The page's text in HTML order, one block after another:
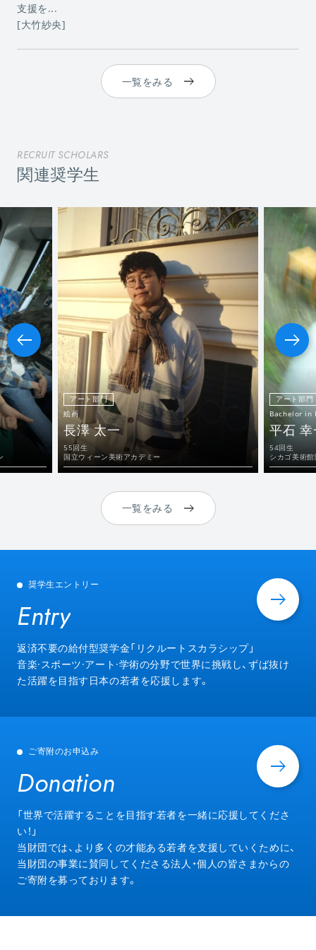
支援を...
[大竹紗央]
一覧をみる
RECRUIT SCHOLARS
関連奨学生
アート部門
絵画
長澤 太一
55回生
国立ウィーン美術アカデミー
アート部門
Bachelor in
平石
54回生
シカゴ美術
一覧をみる
奨学生エントリー
Entry
Entry
返済不要の給付型奨学金「リクルートスカラシップ」
音楽·スポーツ·アート·学術の分野で世界に挑戦し、ずば抜け
た活躍を目指す日本の若者を応援します。
ご寄附のお申込み
Donation
Donation
「世界で活躍することを目指す若者を一緒に応援してくださ
い！」
当財団では、より多くの才能ある若者を支援していくために、
当財団の事業に賛同してくださる法人・個人の皆さまからの
ご寄附を募っております。